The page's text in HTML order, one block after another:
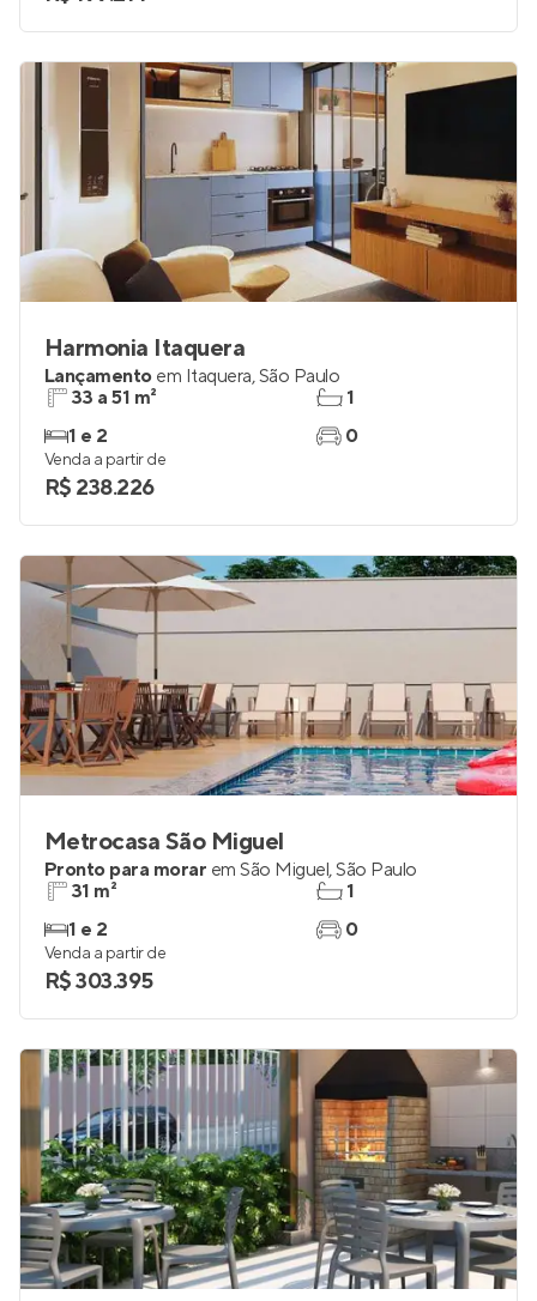
Harmonia Itaquera
Lançamento em Itaquera,São Paulo
33 a 51 m²
1 e 2
1
0
Venda a partir de
R$ 238.226
Metrocasa São Miguel
Pronto para morar em São Miguel,São Paulo
31 m²
1 e 2
1
0
Venda a partir de
R$ 303.395